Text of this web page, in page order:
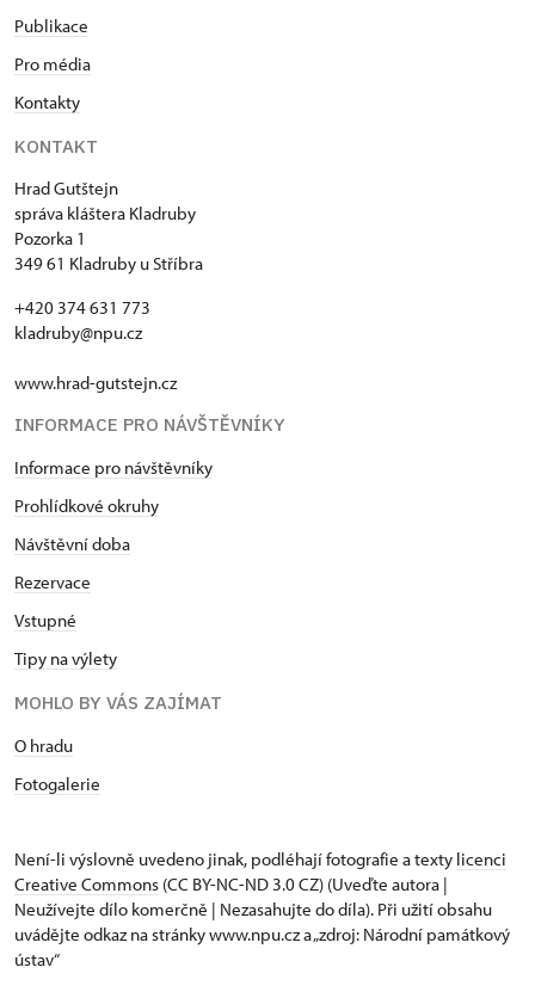
Publikace
Pro média
Kontakty
KONTAKT
Hrad Gutštejn
správa kláštera Kladruby
Pozorka 1
349 61 Kladruby u Stříbra
+420 374 631 773
kladruby@npu.cz
www.hrad-gutstejn.cz
INFORMACE PRO NÁVŠTĚVNÍKY
Informace pro návštěvníky
Prohlídkové okruhy
Návštěvní doba
Rezervace
Vstupné
Tipy na výlety
MOHLO BY VÁS ZAJÍMAT
O hradu
Fotogalerie
Není-li výslovně uvedeno jinak, podléhají fotografie a texty licenci
Creative Commons (CC BY-NC-ND 3.0 CZ) (Uveďte autora |
Neužívejte dílo komerčně | Nezasahujte do díla). Při užití obsahu
uvádějte odkaz na stránky www.npu.cz a „zdroj: Národní památkový
ústav“